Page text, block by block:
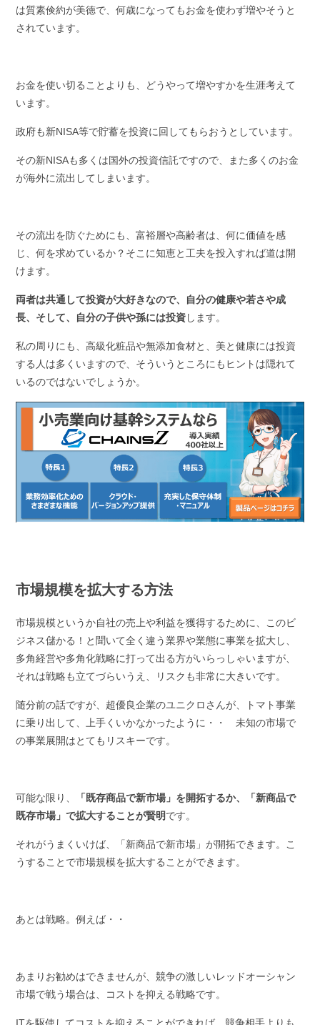
は質素倹約が美徳で、何歳になってもお金を使わず増やそうと
されています。
お金を使い切ることよりも、どうやって増やすかを生涯考えて
います。
政府も新NISA等で貯蓄を投資に回してもらおうとしています。
その新NISAも多くは国外の投資信託ですので、また多くのお金
が海外に流出してしまいます。
その流出を防ぐためにも、富裕層や高齢者は、何に価値を感
じ、何を求めているか？そこに知恵と工夫を投入すれば道は開
けます。
両者は共通して投資が大好きなので、自分の健康や若さや成
長、そして、自分の子供や孫には投資します。
私の周りにも、高級化粧品や無添加食材と、美と健康には投資
する人は多くいますので、そういうところにもヒントは隠れて
いるのではないでしょうか。
市場規模を拡大する方法
市場規模というか自社の売上や利益を獲得するために、このビ
ジネス儲かる！と聞いて全く違う業界や業態に事業を拡大し、
多角経営や多角化戦略に打って出る方がいらっしゃいますが、
それは戦略も立てづらいうえ、リスクも非常に大きいです。
随分前の話ですが、超優良企業のユニクロさんが、トマト事業
に乗り出して、上手くいかなかったように・・ 未知の市場で
の事業展開はとてもリスキーです。
可能な限り、
「既存商品で新市場」を開拓するか、「新商品で
既存市場」で拡大することが賢明です。
それがうまくいけば、「新商品で新市場」が開拓できます。こ
うすることで市場規模を拡大することができます。
あとは戦略。例えば・・
あまりお勧めはできませんが、競争の激しいレッドオーシャン
市場で戦う場合は、コストを抑える戦略です。